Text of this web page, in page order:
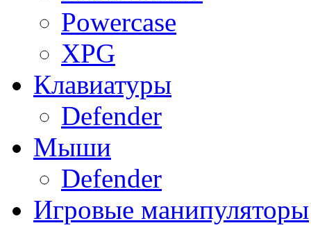
Powercase
XPG
Клавиатуры
Defender
Мыши
Defender
Игровые манипуляторы